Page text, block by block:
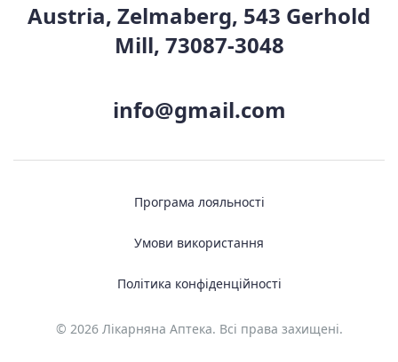
Austria, Zelmaberg, 543 Gerhold
Mill, 73087-3048
info@gmail.com
© 2026 Лікарняна Аптека. Всі права захищені.
Програма лояльності
Умови використання
Політика конфіденційності